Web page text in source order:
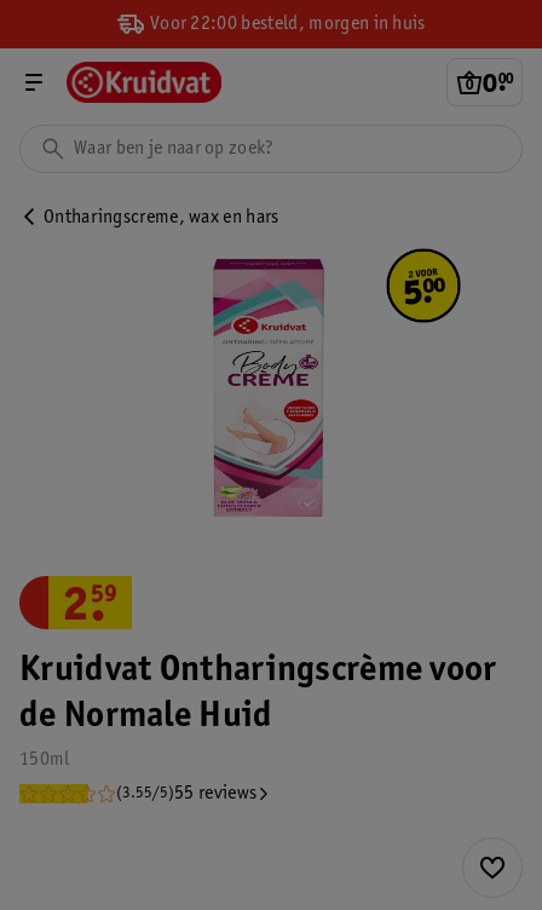
Voor 22:00 besteld, morgen in huis
0.
00
Ontharingscreme, wax en hars
Kruidvat Ontharingscrème voor
de Normale Huid
150ml
(3.55/5)55 reviews
2.
59